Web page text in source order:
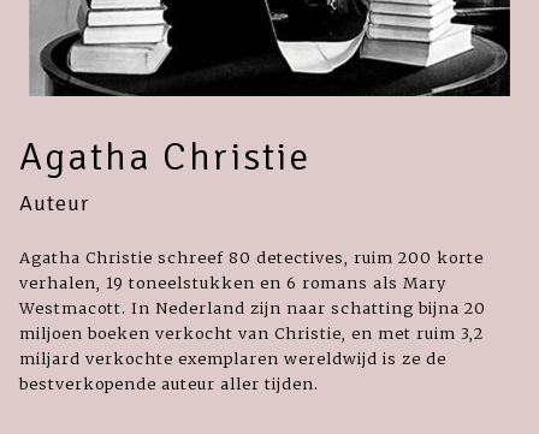
Agatha Christie
Auteur
Agatha Christie schreef 80 detectives, ruim 200 korte
verhalen, 19 toneelstukken en 6 romans als Mary
Westmacott. In Nederland zijn naar schatting bijna 20
miljoen boeken verkocht van Christie, en met ruim 3,2
miljard verkochte exemplaren wereldwijd is ze de
bestverkopende auteur aller tijden.